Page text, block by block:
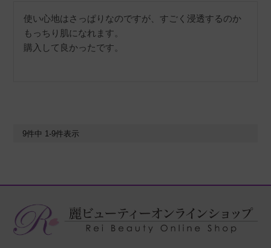
使い心地はさっぱりなのですが、すごく浸透するのか
もっちり肌になれます。
購入して良かったです。
9件中 1-9件表示